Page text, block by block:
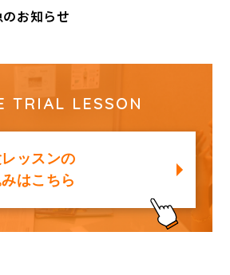
お知らせ
TRIAL LESSON
ッスンの
はこちら